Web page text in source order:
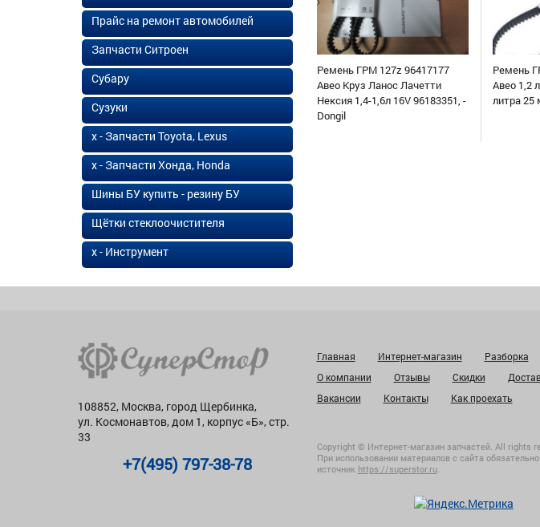
Ремень ГРМ 127z 96417177
Авео Круз Ланос Лачетти
Нексия 1,4-1,6л 16V 96183351, -
Dongil
Ремень
Авео 1,2
литра 25
Прайс на ремонт автомобилей
Запчасти Ситроен
Субару
Сузуки
х - Запчасти Toyota, Lexus
х - Запчасти Хонда, Honda
Шины БУ купить - резину БУ
Щётки стеклоочистителя
х - Инструмент
108852, Москва, город Щербинка,
ул. Космонавтов, дом 1, корпус «Б», стр.
33
+7(495) 797-38-78
Главная Интернет-магазин Разборка
О компании
Отзывы Скидки
Вакансии
Контакты Как проехать
Copyright © Интернет-магазин запчастей. All rights
При использовании материалов с сайта
источник https://superstor.ru.